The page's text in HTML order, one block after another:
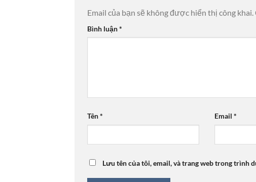
Email của bạn sẽ không được hiển thị công khai.
Bình luận*
Tên* Email *
Lưu tên của tôi, email, và trang web trong trình